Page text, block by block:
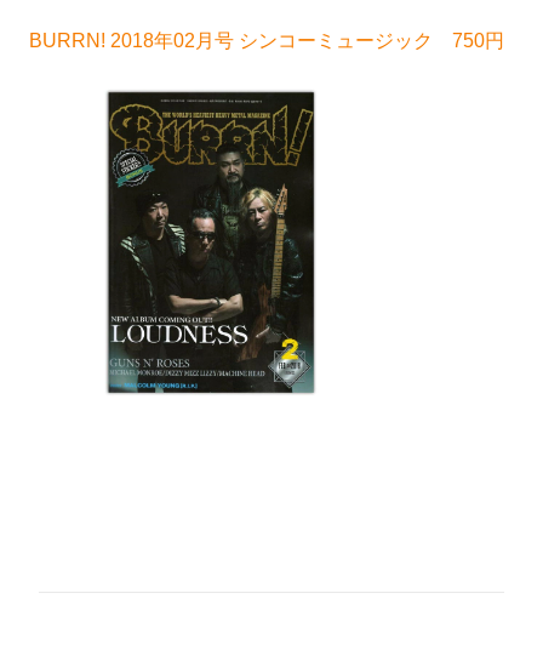
BURRN! 2018年02月号 シンコーミュージック 750円